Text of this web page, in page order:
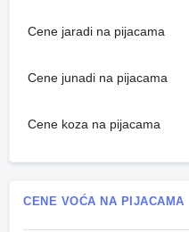
Cene jaradi na pijacama
Cene junadi na pijacama
Cene koza na pijacama
CENE VOĆA NA PIJACAMA